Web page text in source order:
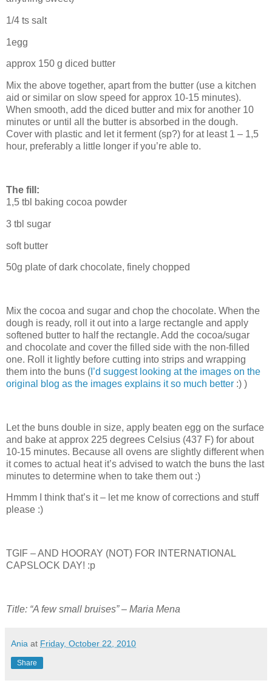
1/4 ts salt
1egg
approx 150 g diced butter
Mix the above together, apart from the butter (use a kitchen
aid or similar on slow speed for approx 10-15 minutes).
When smooth, add the diced butter and mix for another 10
minutes or until all the butter is absorbed in the dough.
Cover with plastic and let it ferment (sp?) for at least 1 – 1,5
hour, preferably a little longer if you’re able to.
The fill:
1,5 tbl baking cocoa powder
3 tbl sugar
soft butter
50g plate of dark chocolate, finely chopped
Mix the cocoa and sugar and chop the chocolate. When the
dough is ready, roll it out into a large rectangle and apply
softened butter to half the rectangle. Add the cocoa/sugar
and chocolate and cover the filled side with the non-filled
one. Roll it lightly before cutting into strips and wrapping
them into the buns ( I’d suggest looking at the images on the
original blog as the images explains it so much better :) )
Let the buns double in size, apply beaten egg on the surface
and bake at approx 225 degrees Celsius (437 F) for about
10-15 minutes. Because all ovens are slightly different when
it comes to actual heat it’s advised to watch the buns the last
minutes to determine when to take them out :)
Hmmm I think that’s it – let me know of corrections and stuff
please :)
TGIF – AND HOORAY (NOT) FOR INTERNATIONAL
CAPSLOCK DAY! :p
Title: “A few small bruises” – Maria Mena
Ania at Friday, October 22, 2010
Share